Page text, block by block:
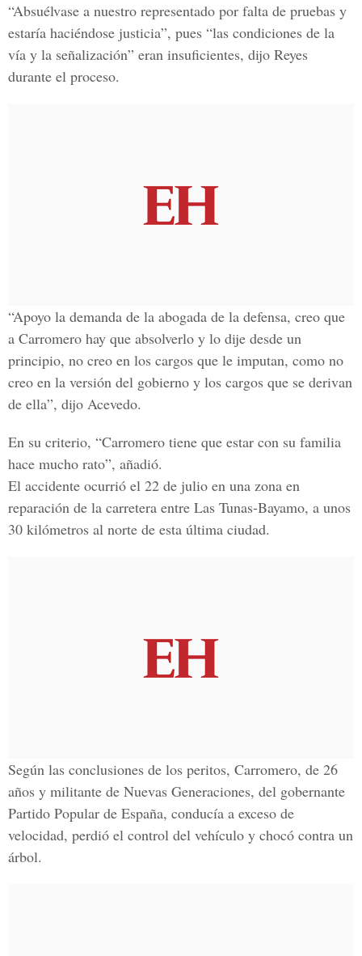
“Absuélvase a nuestro representado por falta de pruebas y
estaría haciéndose justicia”, pues “las condiciones de la
vía y la señalización” eran insuficientes, dijo Reyes
durante el proceso.
“Apoyo la demanda de la abogada de la defensa, creo que
a Carromero hay que absolverlo y lo dije desde un
principio, no creo en los cargos que le imputan, como no
creo en la versión del gobierno y los cargos que se derivan
de ella”, dijo Acevedo.
En su criterio, “Carromero tiene que estar con su familia
hace mucho rato”, añadió.
El accidente ocurrió el 22 de julio en una zona en
reparación de la carretera entre Las Tunas-Bayamo, a unos
30 kilómetros al norte de esta última ciudad.
Según las conclusiones de los peritos, Carromero, de 26
años y militante de Nuevas Generaciones, del gobernante
Partido Popular de España, conducía a exceso de
velocidad, perdió el control del vehículo y chocó contra un
árbol.